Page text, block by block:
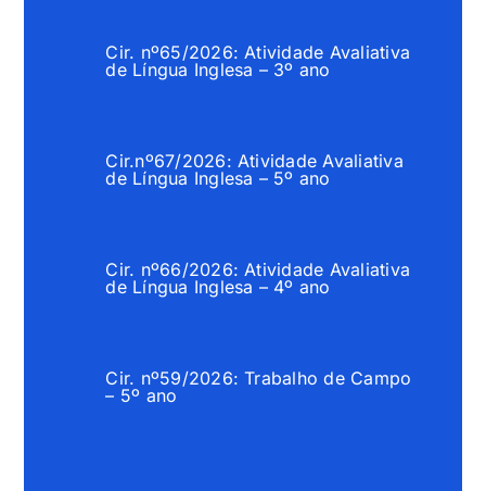
Cir. nº65/2026: Atividade Avaliativa
de Língua Inglesa – 3º ano
Cir.nº67/2026: Atividade Avaliativa
de Língua Inglesa – 5º ano
Cir. nº66/2026: Atividade Avaliativa
de Língua Inglesa – 4º ano
Cir. nº59/2026: Trabalho de Campo
– 5º ano